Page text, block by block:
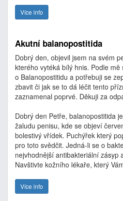
Více info
Akutní balanopostitida
Dobrý den, objevil jsem na svém
kterého vytéká bílý hnis. Podle mě
o Balanopostitidu a potřebuji se
zbavit či jak se to dá léčit tento
zaznamenal poprvé. Děkuji za
Dobrý den Petře, balanopostitida
žaludu penisu, kde se objeví
bolestivý vřídek. Puchýřek který
pro toto svědčit. Jedná-li se o
nejvhodnější antibakteriální zásyp
Navštivte kožního lékaře, který
Více info